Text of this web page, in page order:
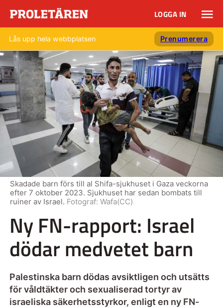
LOGGA IN
Lås upp hela webbplatsen Prenumerera
Ny FN-rapport: Israel
dödar medvetet barn
Palestinska barn dödas avsiktligen och utsätts
för våldtäkter och sexualiserad tortyr av
israeliska säkerhetsstyrkor, enligt en ny FN-
Skadade barn förs till al Shifa-sjukhuset i Gaza veckorna
efter 7 oktober 2023. Sjukhuset har sedan bombats till
ruiner av Israel. Fotograf: Wafa(CC)